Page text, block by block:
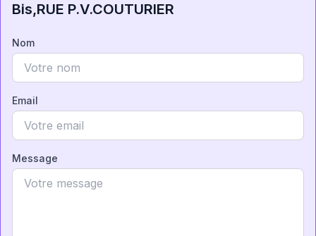
Bis,RUE P.V.COUTURIER
Nom
Email
Message